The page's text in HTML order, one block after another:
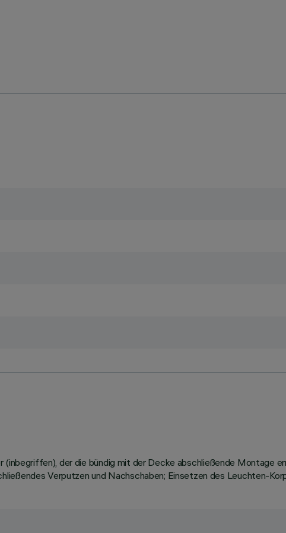
der die bündig mit der Decke abschließende Montage
Verputzen und Nachschaben; Einsetzen des Leuchten-